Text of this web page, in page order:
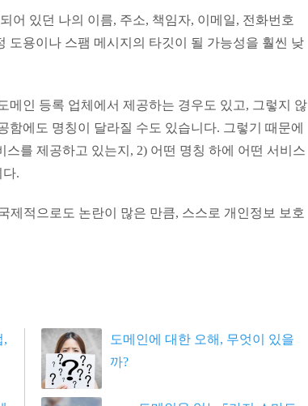
어 있던 나의 이름, 주소, 책임자, 이메일, 전화번호
도용이나 스팸 메시지의 타깃이 될 가능성을 훨씬 낮
메인 등록 업체에서 제공하는 경우도 있고, 그렇지 않
에도 명칭이 달라질 수도 있습니다. 그렇기 때문에
를 제공하고 있는지, 2) 어떤 명칭 하에 어떤 서비스
.
제적으로도 논란이 많은 만큼, 스스로 개인정보 보호
,
도메인에 대한 오해, 무엇이 있을
까?